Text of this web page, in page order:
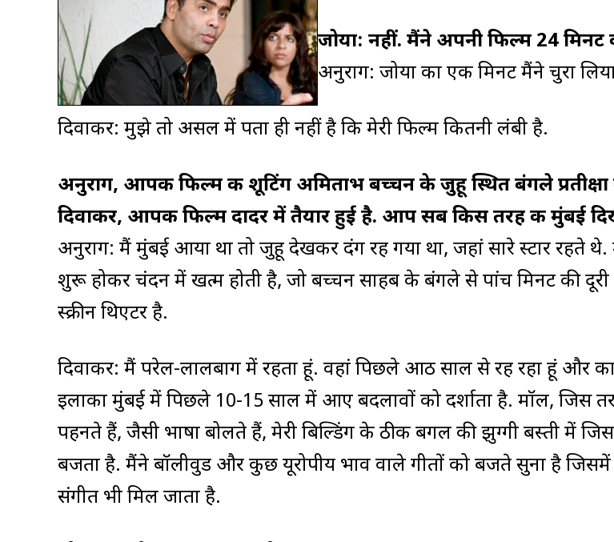
जोया: नहीं. मैंने अपनी फिल्म 24 मिनट
अनुराग: जोया का एक मिनट मैंने चुरा
दिवाकर: मुझे तो असल में पता ही नहीं है कि मेरी फिल्म कितनी लंबी है.
अनुराग, आपकी फिल्म की शूटिंग अमिताभ बच्चन के जुहू स्थित बंगले प्रतीक्षा
दिवाकर, आपकी फिल्म दादर में तैयार हुई है. आप सब किस तरह की मुंबई
अनुराग: मैं मुंबई आया था तो जुहू देखकर दंग रह गया था, जहां सारे स्टार रहते
शुरू होकर चंदन में खत्म होती है, जो बच्चन साहब के बंगले से पांच मिनट की दूरी
स्क्रीन थिएटर है.
दिवाकर: मैं परेल-लालबाग में रहता हूं. वहां पिछले आठ साल से रह रहा हूं और
इलाका मुंबई में पिछले 10-15 साल में आए बदलावों को दर्शाता है. मॉल, जिस
पहनते हैं, जैसी भाषा बोलते हैं, मेरी बिल्डिंग के ठीक बगल की झुग्गी बस्ती में
बजता है. मैंने बॉलीवुड और कुछ यूरोपीय भाव वाले गीतों को बजते सुना है जिसमें
संगीत भी मिल जाता है.